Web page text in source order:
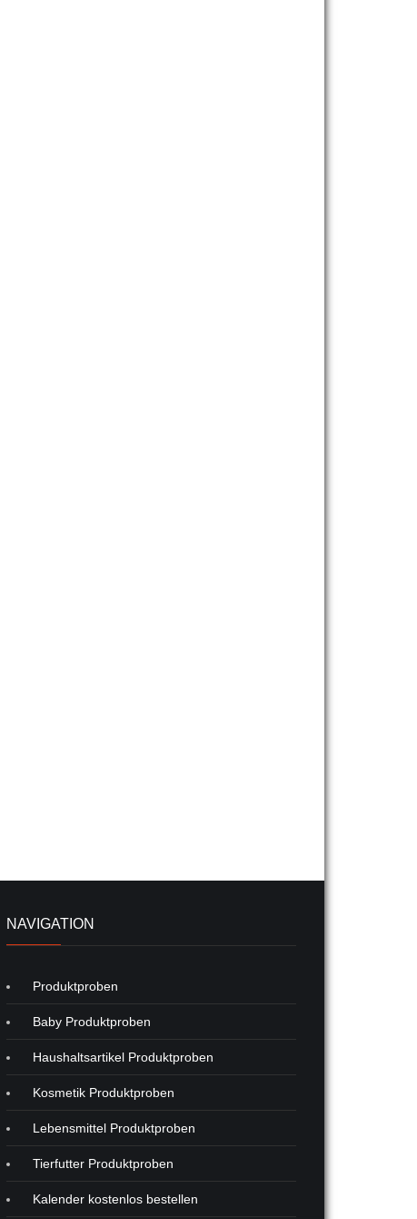
NAVIGATION
Produktproben
Baby Produktproben
Haushaltsartikel Produktproben
Kosmetik Produktproben
Lebensmittel Produktproben
Tierfutter Produktproben
Kalender kostenlos bestellen